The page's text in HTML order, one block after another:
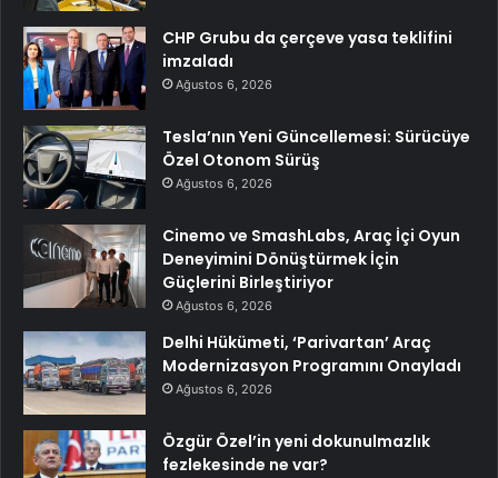
CHP Grubu da çerçeve yasa teklifini
imzaladı
Ağustos 6, 2026
Tesla’nın Yeni Güncellemesi: Sürücüye
Özel Otonom Sürüş
Ağustos 6, 2026
Cinemo ve SmashLabs, Araç İçi Oyun
Deneyimini Dönüştürmek İçin
Güçlerini Birleştiriyor
Ağustos 6, 2026
Delhi Hükümeti, ‘Parivartan’ Araç
Modernizasyon Programını Onayladı
Ağustos 6, 2026
Özgür Özel’in yeni dokunulmazlık
fezlekesinde ne var?